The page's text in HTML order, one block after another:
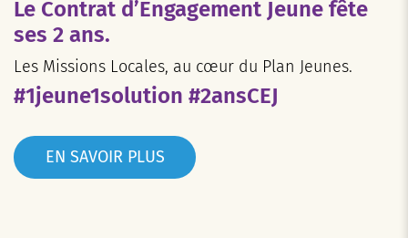
Le Contrat d’Engagement Jeune fête
ses 2 ans.
Les Missions Locales, au cœur du Plan Jeunes.
#1jeune1solution #2ansCEJ
EN SAVOIR PLUS